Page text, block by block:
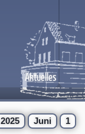
Aktuelles
2025 Juni 1